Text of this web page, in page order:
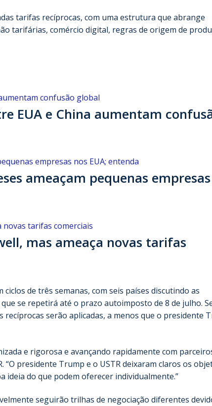
tarifas recíprocas, com uma estrutura que abrange
tarifárias, comércio digital, regras de origem de
EUA e China aumentam
ameaçam pequenas
mas ameaça novas tarifas
de três semanas, com seis países discutindo as
se repetirá até o prazo autoimposto de 8 de julho.
recíprocas serão aplicadas, a menos que o presidente
e rigorosa e avançando rapidamente com
“O presidente Trump e o USTR deixaram claros os
ideia do que podem oferecer individualmente.”
seguirão trilhas de negociação diferentes